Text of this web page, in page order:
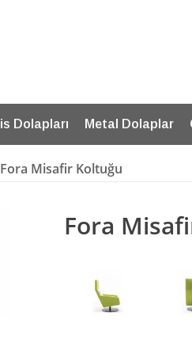
Dolapları Metal Dolaplar
Misafir Koltuğu
Fora